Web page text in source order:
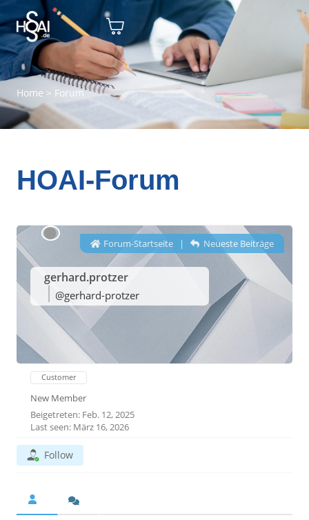
Home > Forum
HOAI-Forum
gerhard.protzer
@gerhard-protzer
Forum-Startseite| Neueste Beiträge
Customer
New Member
Beigetreten: Feb. 12, 2025
Last seen: März 16, 2026
Follow